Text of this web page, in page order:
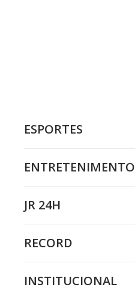
ESPORTES
ENTRETENIMENTO
JR 24H
RECORD
INSTITUCIONAL